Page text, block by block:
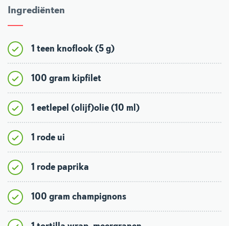
Ingrediënten
1 teen knoflook (5 g)
100 gram kipfilet
1 eetlepel (olijf)olie (10 ml)
1 rode ui
1 rode paprika
100 gram champignons